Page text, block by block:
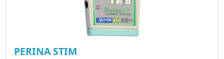
PERINA STIM